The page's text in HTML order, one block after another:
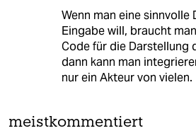
Wenn man eine sinnvolle
Eingabe will, braucht
Code für die Darstellung
dann kann man
nur ein Akteur von vielen.
meistkommentiert